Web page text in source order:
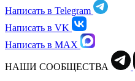
Написать в Telegram
Написать в VK
Написать в MAX
НАШИ СООБЩЕСТВА